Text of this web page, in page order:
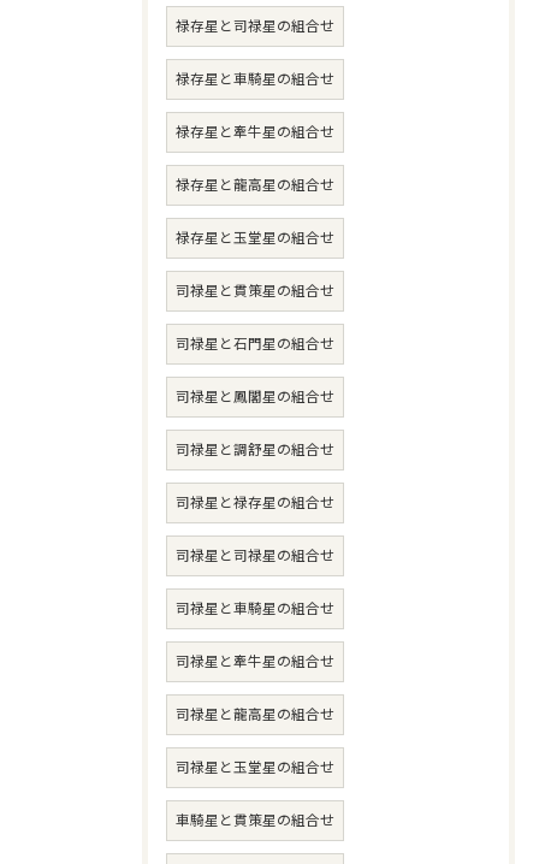
禄存星と司禄星の組合せ
禄存星と車騎星の組合せ
禄存星と牽牛星の組合せ
禄存星と龍高星の組合せ
禄存星と玉堂星の組合せ
司禄星と貫策星の組合せ
司禄星と石門星の組合せ
司禄星と鳳閣星の組合せ
司禄星と調舒星の組合せ
司禄星と禄存星の組合せ
司禄星と司禄星の組合せ
司禄星と車騎星の組合せ
司禄星と牽牛星の組合せ
司禄星と龍高星の組合せ
司禄星と玉堂星の組合せ
車騎星と貫策星の組合せ